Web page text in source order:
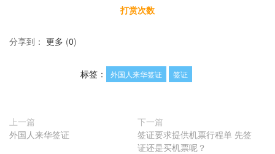
打赏次数
分享到： 更多 (0)
标签： 外国人来华签证 签证
上一篇
外国人来华签证
下一篇
签证要求提供机票行程单 先签
证还是买机票呢？